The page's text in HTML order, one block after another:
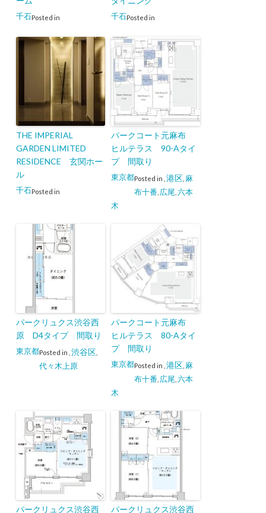
Posted in
千石 Posted in
千石
THE IMPERIAL
GARDEN LIMITED
RESIDENCE 玄関ホー
ル
Posted in
千石
パークコート元麻布
ヒルテラス 90-Aタイ
プ 間取り
Posted in
東京都 港区 麻
布十番 広尾 六本
木
パークリュクス渋谷西
原 D4タイプ 間取り
Posted in
東京都 渋谷区
代々木上原
パークコート元麻布
ヒルテラス 80-Aタイ
プ 間取り
Posted in
東京都 港区 麻
布十番 広尾 六本
木
パークリュクス渋谷西
パークリュクス渋谷西